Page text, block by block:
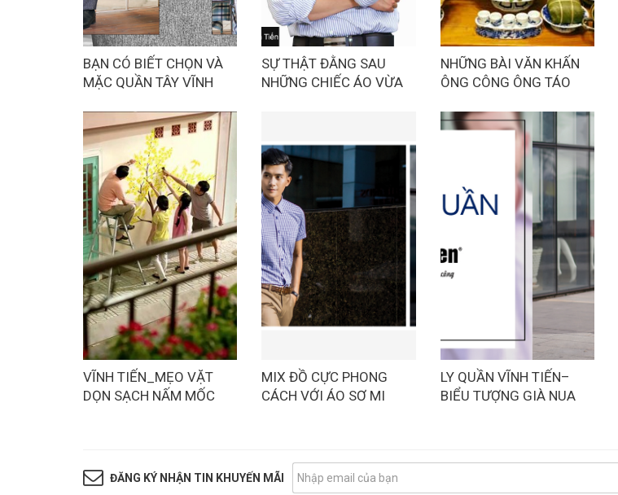
BẠN CÓ BIẾT CHỌN VÀ
MẶC QUẦN TÂY VĨNH
SỰ THẬT ĐẰNG SAU
NHỮNG CHIẾC ÁO VỪA
NHỮNG BÀI VĂN KHẤN
ÔNG CÔNG ÔNG TÁO
VĨNH TIẾN_MẸO VẶT
DỌN SẠCH NẤM MỐC
MIX ĐỒ CỰC PHONG
CÁCH VỚI ÁO SƠ MI
LY QUẦN VĨNH TIẾN–
BIỂU TƯỢNG GIÀ NUA
ĐĂNG KÝ NHẬN TIN KHUYẾN MÃI